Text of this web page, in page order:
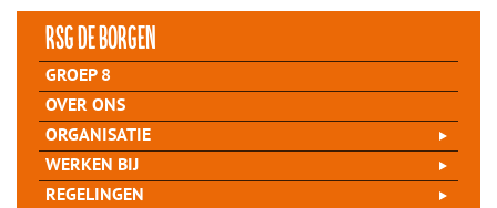
rsg de Borgen
GROEP 8
OVER ONS
ORGANISATIE
WERKEN BIJ
REGELINGEN